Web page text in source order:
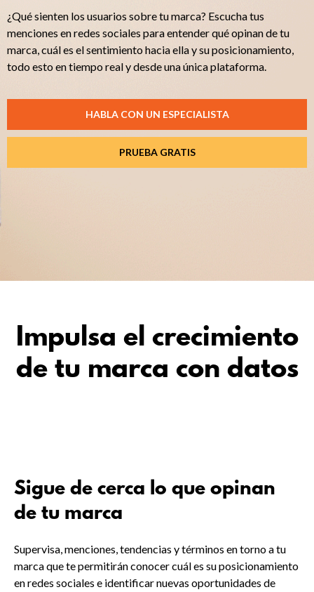
¿Qué sienten los usuarios sobre tu marca? Escucha tus
menciones en redes sociales para entender qué opinan de tu
marca, cuál es el sentimiento hacia ella y su posicionamiento,
todo esto en tiempo real y desde una única plataforma.
HABLA CON UN ESPECIALISTA
PRUEBA GRATIS
Impulsa el crecimiento
de tu marca con datos
Sigue de cerca lo que opinan
de tu marca
Supervisa, menciones, tendencias y términos en torno a tu
marca que te permitirán conocer cuál es su posicionamiento
en redes sociales e identificar nuevas oportunidades de